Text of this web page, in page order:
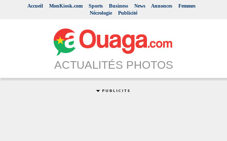
Accueil MonKiosk.com Sports Business News Annonces
Femmes
Nécrologie
Publicité
ACTUALITÉS PHOTOS